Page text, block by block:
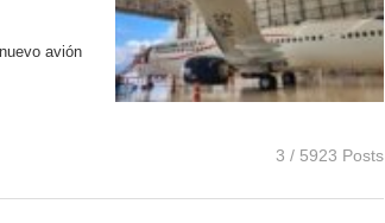
avión
3 / 5923 Posts